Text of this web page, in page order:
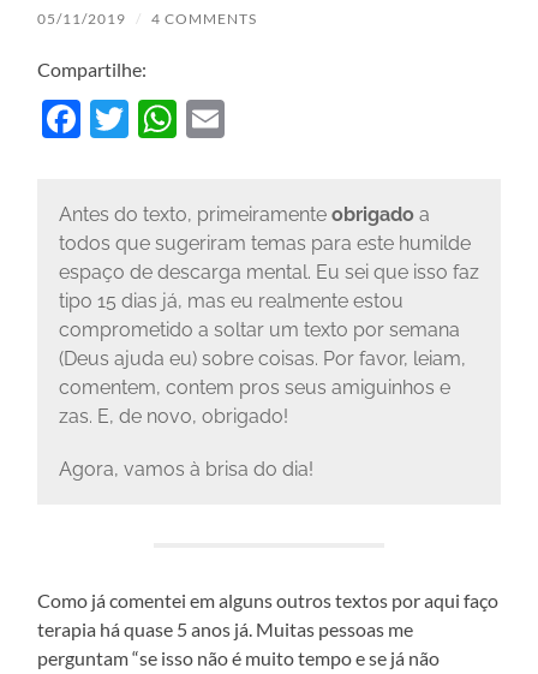
05/11/2019 / 4 COMMENTS
Compartilhe:
Facebook
TwitterWhatsApp
Antes do texto, primeiramente obrigado a
todos que sugeriram temas para este humilde
espaço de descarga mental. Eu sei que isso faz
tipo 15 dias já, mas eu realmente estou
comprometido a soltar um texto por semana
(Deus ajuda eu) sobre coisas. Por favor, leiam,
comentem, contem pros seus amiguinhos e
zas. E, de novo, obrigado!
Agora, vamos à brisa do dia!
Como já comentei em alguns outros textos por aqui faço
terapia há quase 5 anos já. Muitas pessoas me
perguntam “se isso não é muito tempo e se já não